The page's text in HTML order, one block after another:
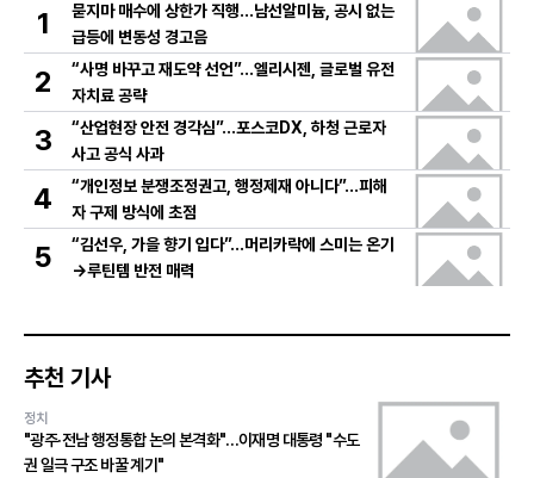
1
묻지마 매수에 상한가 직행…남선알미늄, 공시 없는
급등에 변동성 경고음
2
“사명 바꾸고 재도약 선언”…엘리시젠, 글로벌 유전
자치료 공략
3
“산업현장 안전 경각심”…포스코DX, 하청 근로자
사고 공식 사과
4
“개인정보 분쟁조정권고, 행정제재 아니다”…피해
자 구제 방식에 초점
5
“김선우, 가을 향기 입다”…머리카락에 스미는 온기
→루틴템 반전 매력
추천 기사
정치
"광주·전남 행정통합 논의 본격화"…이재명 대통령 "수도
권 일극 구조 바꿀 계기"